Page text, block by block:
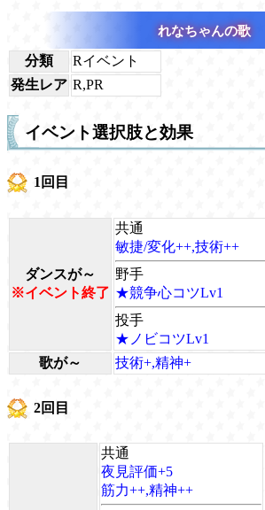
れなちゃんの歌
分類
Rイベント
発生レア R,PR
イベント選択肢と効果
1回目
ダンスが～
※イベント終了
共通
敏捷/変化++,技術++
野手
★競争心コツLv1
投手
★ノビコツLv1
歌が～
技術+,精神+
2回目
共通
夜見評価+5
筋力++,精神++